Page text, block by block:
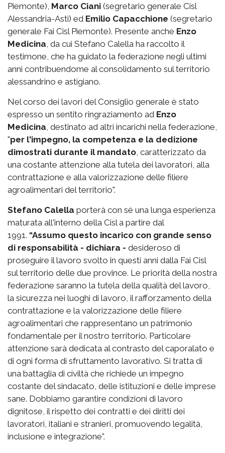
Piemonte), Marco Ciani (segretario generale Cisl
Alessandria-Asti) ed Emilio Capacchione (segretario
generale Fai Cisl Piemonte). Presente anche Enzo
Medicina , da cui Stefano Calella ha raccolto il
testimone, che ha guidato la federazione negli ultimi
anni contribuendome al consolidamento sul territorio
alessandrino e astigiano.
Nel corso dei lavori del Consiglio generale è stato
espresso un sentito ringraziamento ad Enzo
Medicina , destinato ad altri incarichi nella federazione,
"per l'impegno, la competenza e la dedizione
dimostrati durante il mandato , caratterizzato da
una costante attenzione alla tutela dei lavoratori, alla
contrattazione e alla valorizzazione delle filiere
agroalimentari del territorio".
Stefano Calella porterà con sé una lunga esperienza
maturata all'interno della Cisl a partire dal
1991. “Assumo questo incarico con grande senso
di responsabilità - dichiara - desideroso di
proseguire il lavoro svolto in questi anni dalla Fai Cisl
sul territorio delle due province. Le priorità della nostra
federazione saranno la tutela della qualità del lavoro,
la sicurezza nei luoghi di lavoro, il rafforzamento della
contrattazione e la valorizzazione delle filiere
agroalimentari che rappresentano un patrimonio
fondamentale per il nostro territorio. Particolare
attenzione sarà dedicata al contrasto del caporalato e
di ogni forma di sfruttamento lavorativo. Si tratta di
una battaglia di civiltà che richiede un impegno
costante del sindacato, delle istituzioni e delle imprese
sane. Dobbiamo garantire condizioni di lavoro
dignitose, il rispetto dei contratti e dei diritti dei
lavoratori, italiani e stranieri, promuovendo legalità,
inclusione e integrazione”.